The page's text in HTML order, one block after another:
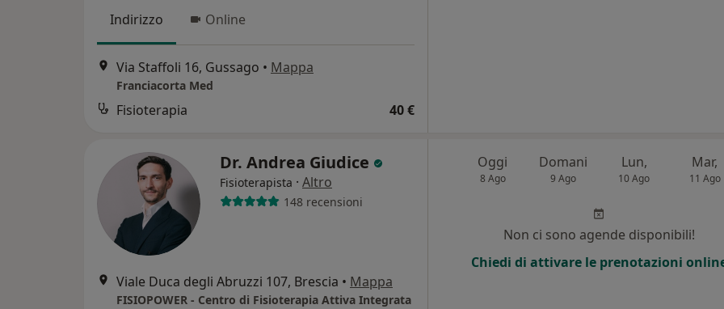
Indirizzo Online
Via Staffoli 16, Gussago • Mappa
Franciacorta Med
Fisioterapia 40 €
Dr. Andrea Giudice
Fisioterapista · Altro
148 recensioni
Viale Duca degli Abruzzi 107, Brescia • Mappa
FISIOPOWER - Centro di Fisioterapia Attiva Integrata
Oggi
8 Ago
Domani
9 Ago
Lun,
10 Ago
Mar,
11 Ago
Non ci sono agende disponibili!
Chiedi di attivare le prenotazioni